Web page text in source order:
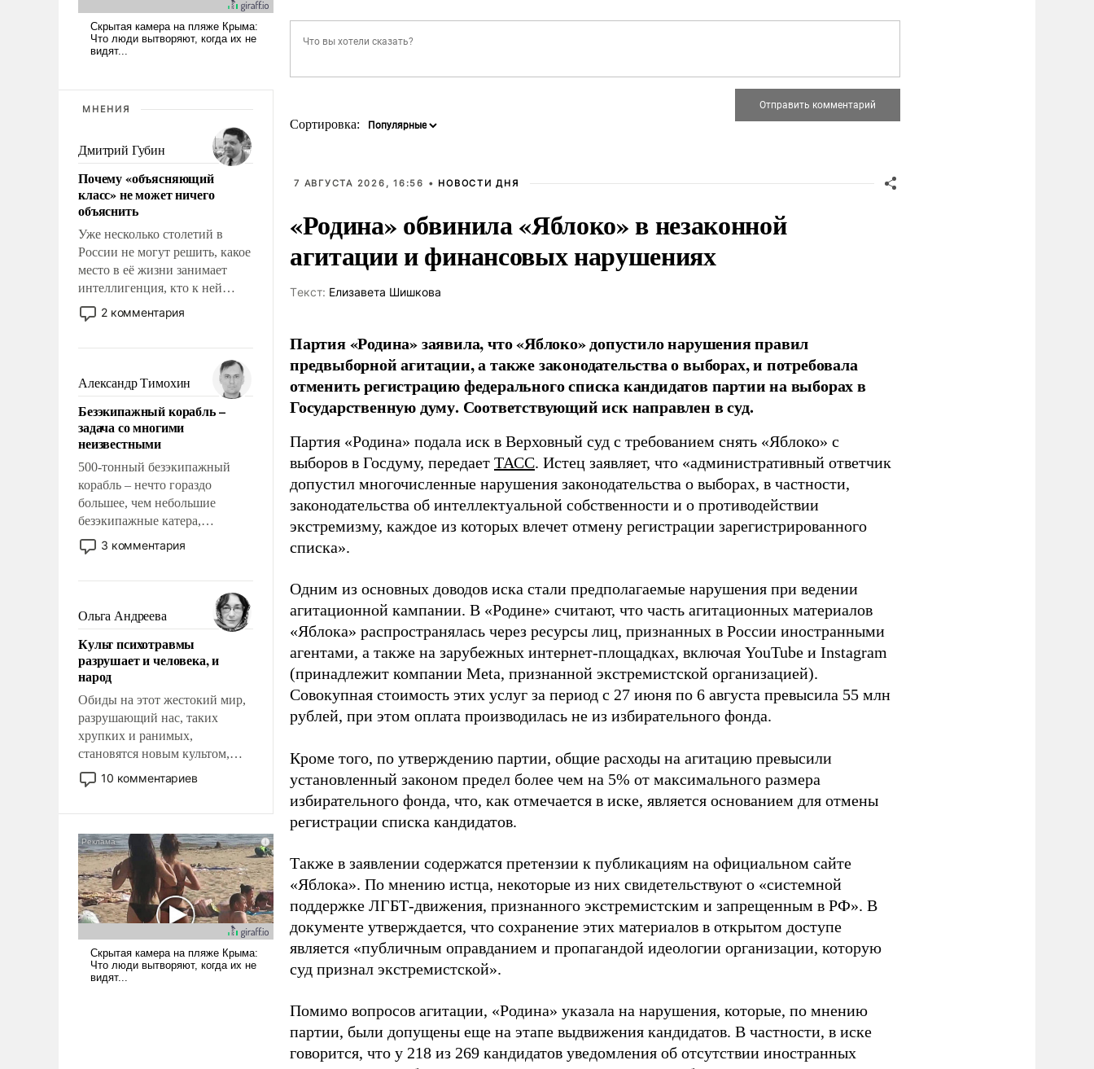
МНЕНИЯ
Дмитрий Губин
Почему «объясняющий
класс» не может ничего
объяснить
Уже несколько столетий в
России не могут решить, какое
место в её жизни занимает
интеллигенция, кто к ней
принадлежит, а кого из неё
исключили с правом
чем она отличается от просто
образованных людей. Иногда
казалось, что эти вопросы
решены раз и навсегда, но –
нет, не решены.
2 комментария
Александр Тимохин
Безэкипажный корабль –
задача со многими
неизвестными
500-тонный безэкипажный
корабль – нечто гораздо
большее, чем небольшие
безэкипажные катера,
применение которых уже
стало обыденностью. Задача по
сложна и амбициозна. Однако
и ее реализация радикально
поднимет наши боевые
возможности.
3 комментария
Ольга Андреева
Культ психотравмы
разрушает и человека, и
народ
Обиды на этот жестокий мир,
разрушающий нас, таких
хрупких и ранимых,
становятся новым культом,
постепенно вытесняя и
отменяя традиционное
ударами судьбы, брать на себя
ответственность, помогать
слабым, идти вперед и
адаптироваться.
10 комментариев
Сортировка:
7 АВГУСТА 2026, 16:56 • НОВОСТИ ДНЯ
«Родина» обвинила «Яблоко» в незаконной
агитации и финансовых нарушениях
Tекст: Елизавета Шишкова
Партия «Родина» заявила, что «Яблоко» допустило нарушения правил
предвыборной агитации, а также законодательства о выборах, и потребовала
отменить регистрацию федерального списка кандидатов партии на выборах в
Государственную думу. Соответствующий иск направлен в суд.
Партия «Родина» подала иск в Верховный суд с требованием снять «Яблоко» с
выборов в Госдуму, передает ТАСС. Истец заявляет, что «административный ответчик
допустил многочисленные нарушения законодательства о выборах, в частности,
законодательства об интеллектуальной собственности и о противодействии
экстремизму, каждое из которых влечет отмену регистрации зарегистрированного
списка».
Одним из основных доводов иска стали предполагаемые нарушения при ведении
агитационной кампании. В «Родине» считают, что часть агитационных материалов
«Яблока» распространялась через ресурсы лиц, признанных в России иностранными
агентами, а также на зарубежных интернет-площадках, включая YouTube и Instagram
(принадлежит компании Meta, признанной экстремистской организацией).
Совокупная стоимость этих услуг за период с 27 июня по 6 августа превысила 55 млн
рублей, при этом оплата производилась не из избирательного фонда.
Кроме того, по утверждению партии, общие расходы на агитацию превысили
установленный законом предел более чем на 5% от максимального размера
избирательного фонда, что, как отмечается в иске, является основанием для отмены
регистрации списка кандидатов.
Также в заявлении содержатся претензии к публикациям на официальном сайте
«Яблока». По мнению истца, некоторые из них свидетельствуют о «системной
поддержке ЛГБТ-движения, признанного экстремистским и запрещенным в РФ». В
документе утверждается, что сохранение этих материалов в открытом доступе
является «публичным оправданием и пропагандой идеологии организации, которую
суд признал экстремистской».
Помимо вопросов агитации, «Родина» указала на нарушения, которые, по мнению
партии, были допущены еще на этапе выдвижения кандидатов. В частности, в иске
говорится, что у 218 из 269 кандидатов уведомления об отсутствии иностранных